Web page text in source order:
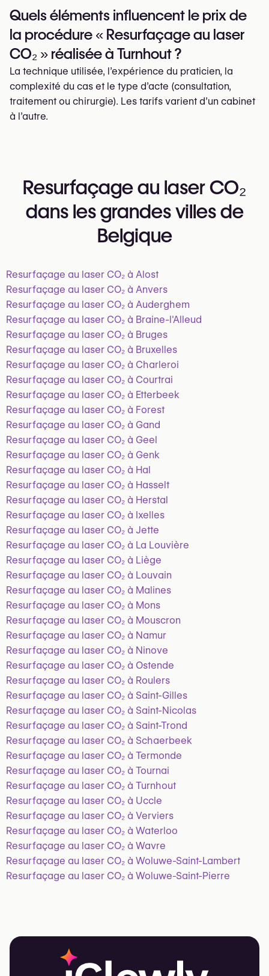
Quels éléments influencent le prix de
la procédure « Resurfaçage au laser
CO₂ » réalisée à Turnhout ?
La technique utilisée, l’expérience du praticien, la
complexité du cas et le type d’acte (consultation,
traitement ou chirurgie). Les tarifs varient d’un cabinet
à l’autre.
Resurfaçage au laser CO₂
dans les grandes villes de
Belgique
Resurfaçage au laser CO₂ à Alost
Resurfaçage au laser CO₂ à Anvers
Resurfaçage au laser CO₂ à Auderghem
Resurfaçage au laser CO₂ à Braine-l'Alleud
Resurfaçage au laser CO₂ à Bruges
Resurfaçage au laser CO₂ à Bruxelles
Resurfaçage au laser CO₂ à Charleroi
Resurfaçage au laser CO₂ à Courtrai
Resurfaçage au laser CO₂ à Etterbeek
Resurfaçage au laser CO₂ à Forest
Resurfaçage au laser CO₂ à Gand
Resurfaçage au laser CO₂ à Geel
Resurfaçage au laser CO₂ à Genk
Resurfaçage au laser CO₂ à Hal
Resurfaçage au laser CO₂ à Hasselt
Resurfaçage au laser CO₂ à Herstal
Resurfaçage au laser CO₂ à Ixelles
Resurfaçage au laser CO₂ à Jette
Resurfaçage au laser CO₂ à La Louvière
Resurfaçage au laser CO₂ à Liège
Resurfaçage au laser CO₂ à Louvain
Resurfaçage au laser CO₂ à Malines
Resurfaçage au laser CO₂ à Mons
Resurfaçage au laser CO₂ à Mouscron
Resurfaçage au laser CO₂ à Namur
Resurfaçage au laser CO₂ à Ninove
Resurfaçage au laser CO₂ à Ostende
Resurfaçage au laser CO₂ à Roulers
Resurfaçage au laser CO₂ à Saint-Gilles
Resurfaçage au laser CO₂ à Saint-Nicolas
Resurfaçage au laser CO₂ à Saint-Trond
Resurfaçage au laser CO₂ à Schaerbeek
Resurfaçage au laser CO₂ à Termonde
Resurfaçage au laser CO₂ à Tournai
Resurfaçage au laser CO₂ à Turnhout
Resurfaçage au laser CO₂ à Uccle
Resurfaçage au laser CO₂ à Verviers
Resurfaçage au laser CO₂ à Waterloo
Resurfaçage au laser CO₂ à Wavre
Resurfaçage au laser CO₂ à Woluwe-Saint-Lambert
Resurfaçage au laser CO₂ à Woluwe-Saint-Pierre